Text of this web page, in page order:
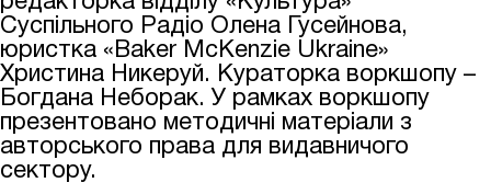
Суспільного Радіо Олена Гусейнова,
юристка «Baker McKenzie Ukraine»
Христина Никеруй. Кураторка воркшопу –
Богдана Неборак. У рамках воркшопу
презентовано методичні матеріали з
авторського права для видавничого
сектору.